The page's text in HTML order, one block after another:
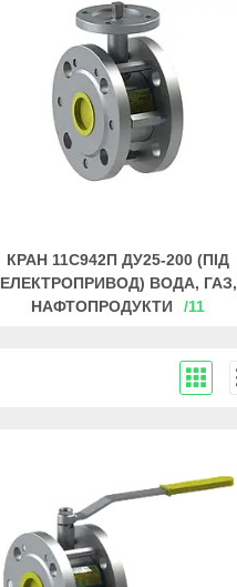
КРАН 11С942П ДУ25-200 (ПІД
ЕЛЕКТРОПРИВОД) ВОДА, ГАЗ,
НАФТОПРОДУКТИ
11